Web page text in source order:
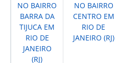
NO BAIRRO
BARRA DA
TIJUCA EM
RIO DE
JANEIRO
(RJ)
NO BAIRRO
CENTRO EM
RIO DE
JANEIRO (RJ)